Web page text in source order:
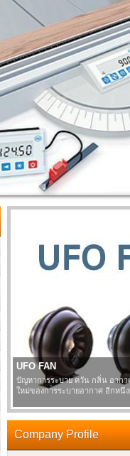
UFO FAN
ปัญหาการระบาย ควัน กลิ่น อากา
ใหม่ของการระบายอากาศ อีกห
Company Profile